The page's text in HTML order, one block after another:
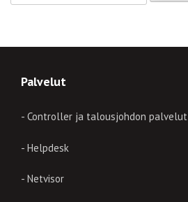
Palvelut
- Controller ja talousjohdon palvelut
- Helpdesk
- Netvisor